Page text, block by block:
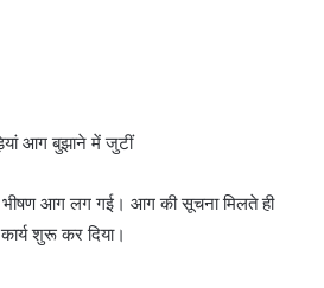
आग बुझाने में जुटीं
भीषण आग लग गई। आग की सूचना मिलते ही
शुरू कर दिया।